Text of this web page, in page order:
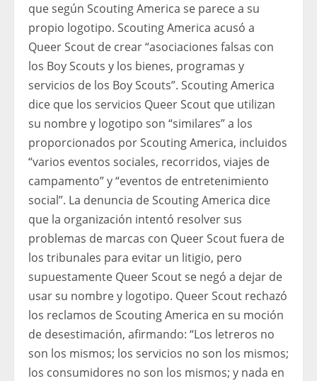
que según Scouting America se parece a su
propio logotipo. Scouting America acusó a
Queer Scout de crear “asociaciones falsas con
los Boy Scouts y los bienes, programas y
servicios de los Boy Scouts”. Scouting America
dice que los servicios Queer Scout que utilizan
su nombre y logotipo son “similares” a los
proporcionados por Scouting America, incluidos
“varios eventos sociales, recorridos, viajes de
campamento” y “eventos de entretenimiento
social”. La denuncia de Scouting America dice
que la organización intentó resolver sus
problemas de marcas con Queer Scout fuera de
los tribunales para evitar un litigio, pero
supuestamente Queer Scout se negó a dejar de
usar su nombre y logotipo. Queer Scout rechazó
los reclamos de Scouting America en su moción
de desestimación, afirmando: “Los letreros no
son los mismos; los servicios no son los mismos;
los consumidores no son los mismos; y nada en